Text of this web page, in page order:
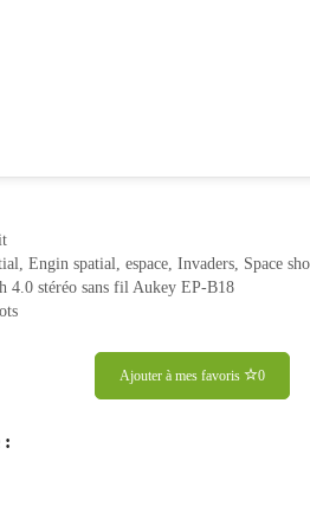
,Engin spatial,espace,Invaders, Space
4.0 stéréo sans fil Aukey EP-B18
Ajouter à mes favoris 0
: